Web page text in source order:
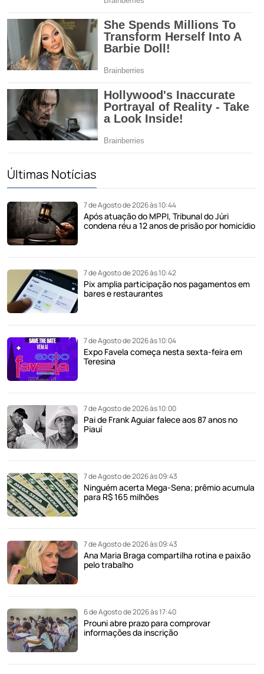
Últimas Notícias
7 de Agosto de 2026 às 10:44
Após atuação do MPPI, Tribunal do Júri
condena réu a 12 anos de prisão por homicídio
7 de Agosto de 2026 às 10:42
Pix amplia participação nos pagamentos em
bares e restaurantes
7 de Agosto de 2026 às 10:04
Expo Favela começa nesta sexta-feira em
Teresina
7 de Agosto de 2026 às 10:00
Pai de Frank Aguiar falece aos 87 anos no
Piauí
7 de Agosto de 2026 às 09:43
Ninguém acerta Mega-Sena; prêmio acumula
para R$ 165 milhões
7 de Agosto de 2026 às 09:43
Ana Maria Braga compartilha rotina e paixão
pelo trabalho
6 de Agosto de 2026 às 17:40
Prouni abre prazo para comprovar
informações da inscrição